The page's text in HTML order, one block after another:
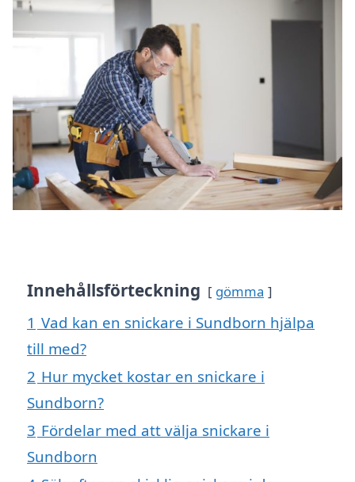
Innehållsförteckning gömma
1 Vad kan en snickare i Sundborn hjälpa
till med?
2 Hur mycket kostar en snickare i
Sundborn?
3 Fördelar med att välja snickare i
Sundborn